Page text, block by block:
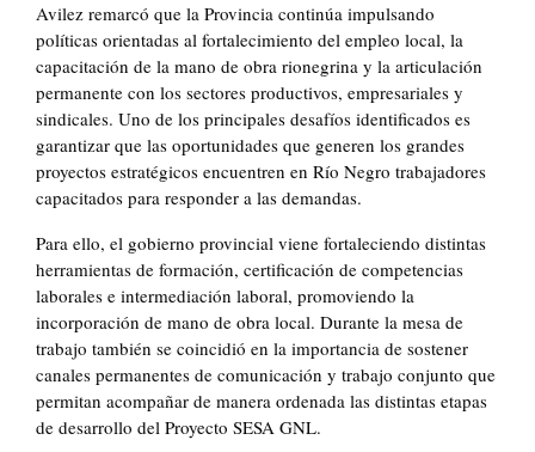
Avilez remarcó que la Provincia continúa impulsando
políticas orientadas al fortalecimiento del empleo local, la
capacitación de la mano de obra rionegrina y la articulación
permanente con los sectores productivos, empresariales y
sindicales. Uno de los principales desafíos identificados es
garantizar que las oportunidades que generen los grandes
proyectos estratégicos encuentren en Río Negro trabajadores
capacitados para responder a las demandas.
Para ello, el gobierno provincial viene fortaleciendo distintas
herramientas de formación, certificación de competencias
laborales e intermediación laboral, promoviendo la
incorporación de mano de obra local. Durante la mesa de
trabajo también se coincidió en la importancia de sostener
canales permanentes de comunicación y trabajo conjunto que
permitan acompañar de manera ordenada las distintas etapas
de desarrollo del Proyecto SESA GNL.